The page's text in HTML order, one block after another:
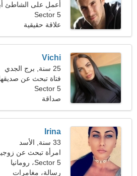
أعمل على الشاطئ
امرأة ساخنة
Sector 5
علاقة حقيقية
Vichi
25 سنة, برج الجدي
فتاة تبحث عن
Sector 5
صداقة
Irina
33 سنة, الأسد
43
Sector 5، رومانيا
رسالة، مغامرات